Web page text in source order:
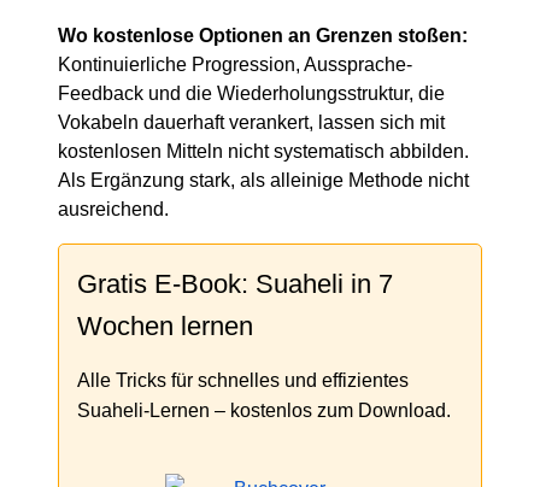
Wo kostenlose Optionen an Grenzen stoßen:
Kontinuierliche Progression, Aussprache-
Feedback und die Wiederholungsstruktur, die
Vokabeln dauerhaft verankert, lassen sich mit
kostenlosen Mitteln nicht systematisch abbilden.
Als Ergänzung stark, als alleinige Methode nicht
ausreichend.
Gratis E-Book: Suaheli in 7
Wochen lernen
Alle Tricks für schnelles und effizientes
Suaheli-Lernen – kostenlos zum Download.